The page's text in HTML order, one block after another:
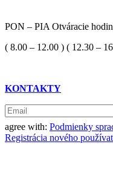
PON – PIA Otváracie
( 8.00 – 12.00 ) ( 12.30 –
KONTAKTY
agree with: Podmienky
Registrácia nového